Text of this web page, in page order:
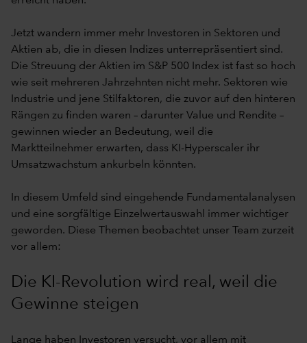
Jetzt wandern immer mehr Investoren in Sektoren und
Aktien ab, die in diesen Indizes unterrepräsentiert sind.
Die Streuung der Aktien im S&P 500 Index ist fast so hoch
wie seit mehreren Jahrzehnten nicht mehr. Sektoren wie
Industrie und jene Stilfaktoren, die zuvor auf den hinteren
Rängen zu finden waren – darunter Value und Rendite –
gewinnen wieder an Bedeutung, weil die
Marktteilnehmer erwarten, dass KI-Hyperscaler ihr
Umsatzwachstum ankurbeln könnten.
In diesem Umfeld sind eingehende Fundamentalanalysen
und eine sorgfältige Einzelwertauswahl immer wichtiger
geworden. Diese Themen beobachtet unser Team zurzeit
vor allem:
Die KI-Revolution wird real, weil die
Gewinne steigen
Lange haben Investoren versucht, vor allem mit